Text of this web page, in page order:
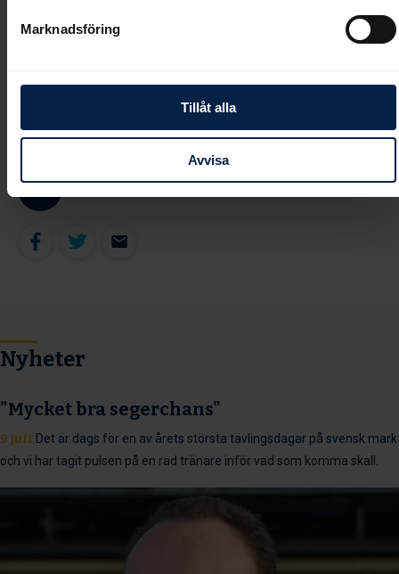
Marknadsföring
Tillåt alla
Avvisa
gången – hon ledde 50 meter före mål. Hon är duktig på Bro Park
och det är hennes sista eller näst sista start. Startspåret spelar
railen. Jag tycker att hon är en outsider och formen är bra,
En spännande söndag blir det.
Nyheter
"Mycket bra segerchans"
9 juli Det är dags för en av årets största tävlingsdagar på svensk mark
och vi har tagit pulsen på en rad tränare inför vad som komma skall.